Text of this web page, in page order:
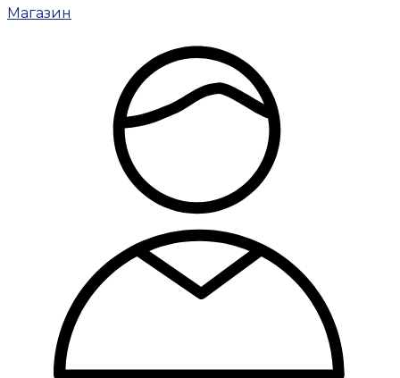
Магазин